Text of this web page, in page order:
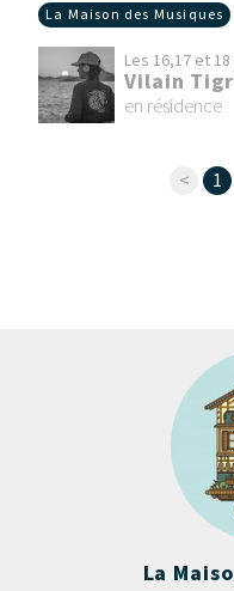
La Maison des Musiques
Les 16,17 et
Vilain
en résidence
< 1
La